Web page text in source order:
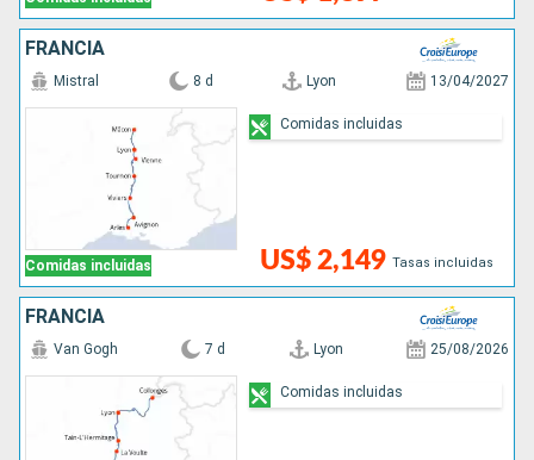
FRANCIA
Comidas incluidas
Mistral 8 d Lyon 13/04/2027
US$ 2,149 Tasas incluidas
Comidas incluidas
FRANCIA
Van Gogh 7 d Lyon 25/08/2026
Comidas incluidas